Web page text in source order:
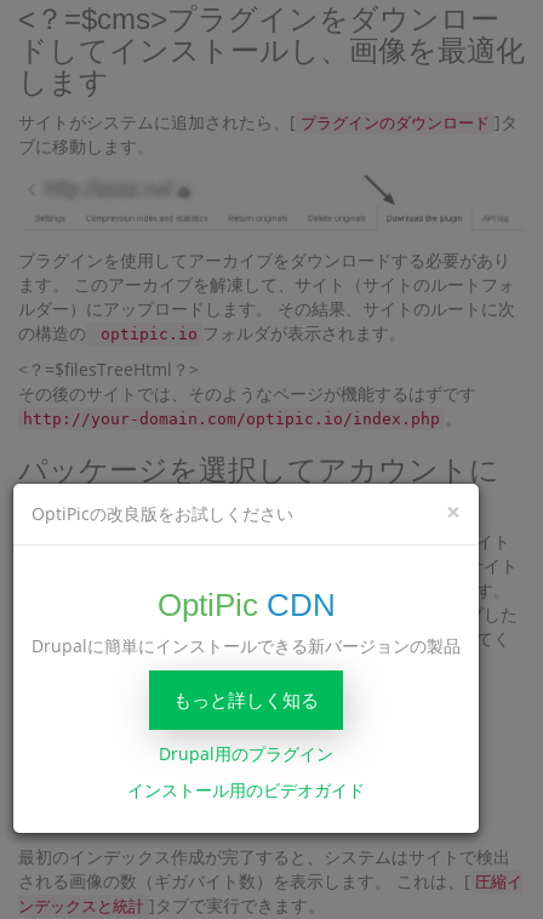
<？=$cms>プラグインをダウンロー
ドしてインストールし、画像を最適化
します
サイトがシステムに追加されたら、[ プラグインのダウンロード ]タ
ブに移動します。
プラグインを使用してアーカイブをダウンロードする必要があり
ます。 このアーカイブを解凍して、サイト（サイトのルートフォ
ルダー）にアップロードします。 その結果、サイトのルートに次
の構造の
optipic.io フォルダが表示されます。
<？=$filesTreeHtml？>
その後のサイトでは、そのようなページが機能するはずです
http://your-domain.com/optipic.io/index.php 。
パッケージを選択してアカウントに
資金を提供します
プラグインをサイトにアップロードした後、サイト設定でサイト
のインデックス作成をアクティブにし、OptiPicシステムがサイト
の最初のインデックス作成を実行するのを待つ必要があります。
これは24時間以内に行われます。 プロセスをスピードアップした
い場合は、インデックス作成のためにサイトを手動で送信してく
ださい。
最初のインデックス作成が完了すると、システムはサイトで検出
される画像の数（ギガバイト数）を表示します。 これは、[ 圧縮イ
ンデックスと統計 ]タブで実行できます。
×
OptiPicの改良版をお試しください
OptiPic CDN
Drupalに簡単にインストールできる新バージョンの製品
もっと詳しく知る
Drupal用のプラグイン
インストール用のビデオガイド